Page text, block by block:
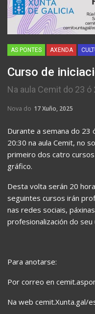
AS PONTES AXENDA
Curso de
Na aula Cemit do 23 ó
Nova do 17 Xuño, 2025
Durante a semana do 23
20:30 na aula Cemit, no
primeiro dos catro
gráfico.
Desta volta serán 20
seguintes cursos irán
nas redes sociais,
profesionalización do seu
Para anotarse:
Por correo en
Na web cemit.Xunta.gal/